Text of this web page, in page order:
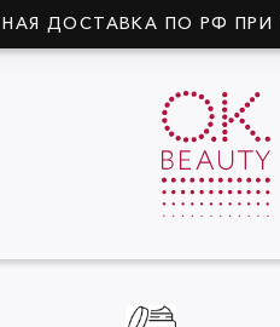
ДОСТАВКА ПО РФ ПРИ